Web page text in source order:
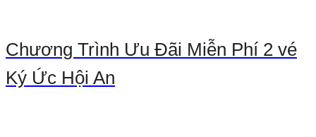
Chương Trình Ưu Đãi Miễn Phí 2 vé
Ký Ức Hội An